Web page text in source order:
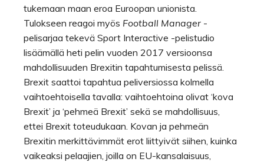
tukemaan maan eroa Euroopan unionista.
Tulokseen reagoi myös Football Manager -
pelisarjaa tekevä Sport Interactive -pelistudio
lisäämällä heti pelin vuoden 2017 versioonsa
mahdollisuuden Brexitin tapahtumisesta pelissä.
Brexit saattoi tapahtua peliversiossa kolmella
vaihtoehtoisella tavalla: vaihtoehtoina olivat ‘kova
Brexit’ ja ‘pehmeä Brexit’ sekä se mahdollisuus,
ettei Brexit toteudukaan. Kovan ja pehmeän
Brexitin merkittävimmät erot liittyivät siihen, kuinka
vaikeaksi pelaajien, joilla on EU-kansalaisuus,